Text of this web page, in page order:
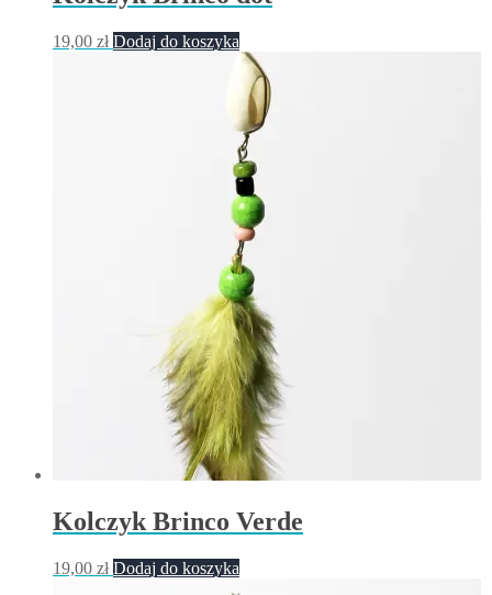
19,00 zł Dodaj do koszyka
Kolczyk Brinco Verde
19,00 zł Dodaj do koszyka